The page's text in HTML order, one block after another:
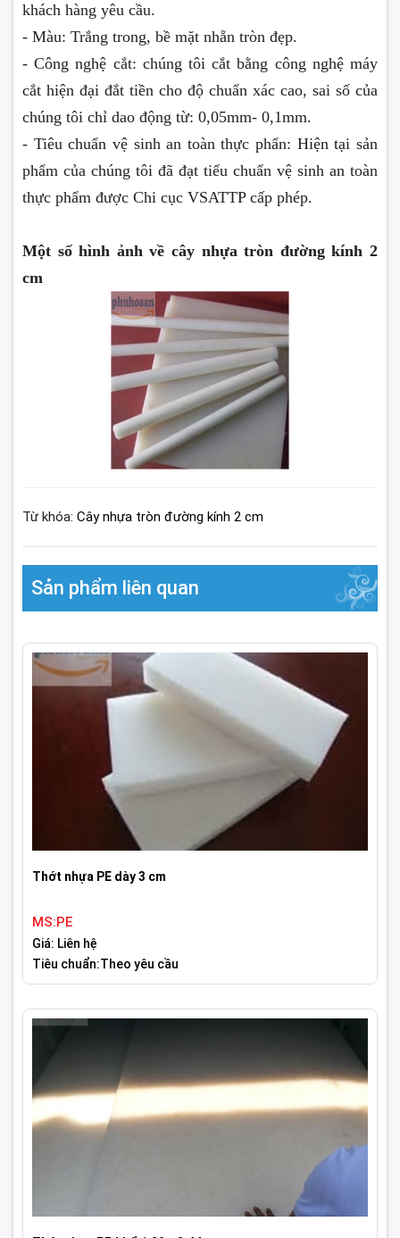
khách hàng yêu cầu.
- Màu: Trắng trong, bề mặt nhẵn tròn đẹp.
- Công nghệ cắt: chúng tôi cắt bằng công nghệ máy
cắt hiện đại đắt tiền cho độ chuẩn xác cao, sai số của
chúng tôi chỉ dao động từ: 0,05mm- 0,1mm.
- Tiêu chuẩn vệ sinh an toàn thực phẩn: Hiện tại sản
phẩm của chúng tôi đã đạt tiểu chuẩn vệ sinh an toàn
thực phẩm được Chi cục VSATTP cấp phép.
Một số hình ảnh về cây nhựa tròn đường kính 2
cm
Từ khóa: Cây nhựa tròn đường kính 2 cm
Sản phẩm liên quan
Thớt nhựa PE dày 3 cm
MS:PE
Giá: Liên hệ
Tiêu chuẩn:Theo yêu cầu